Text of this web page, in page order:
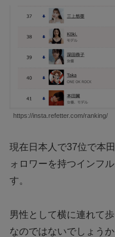
https://insta.refetter.com/ranking/
現在日本人で37位で本
ォロワーを持つインフ
す。
男性として横に連れて
なのではないでしょうか